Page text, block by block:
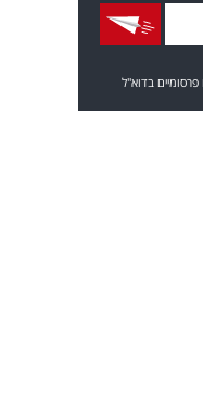
פרסומיים בדוא"ל